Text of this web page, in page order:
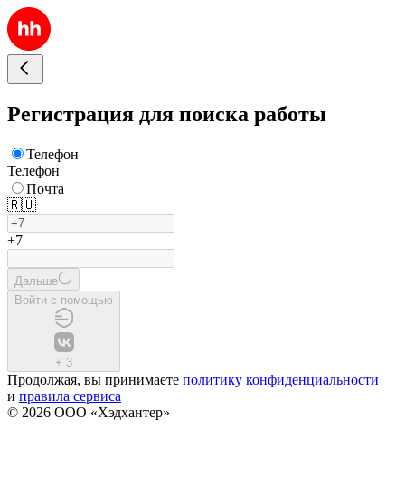
Регистрация для поиска работы
Телефон
Телефон
Почта
🇷🇺
+7
Дальше
Войти с помощью
+ 3
Продолжая, вы принимаете политику конфиденциальности
и правила сервиса
© 2026 ООО «Хэдхантер»